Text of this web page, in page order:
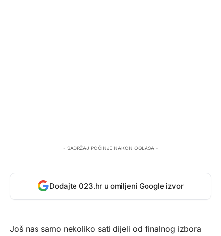
- SADRŽAJ POČINJE NAKON OGLASA -
Dodajte 023.hr u omiljeni Google izvor
Još nas samo nekoliko sati dijeli od finalnog izbora